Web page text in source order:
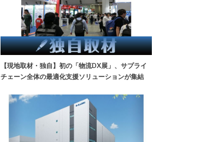
【現地取材・独自】初の「物流DX展」、サプライ
チェーン全体の最適化支援ソリューションが集結